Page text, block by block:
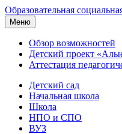
Образовательная
Меню
Обзор возможностей
Детский проект
Аттестация
Детский сад
Начальная школа
Школа
НПО и СПО
ВУЗ